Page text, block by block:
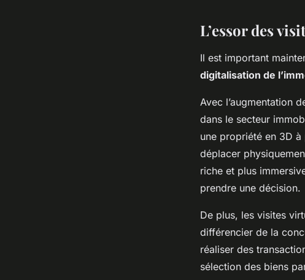
L’essor des
Il est important
digitalisation de
Avec l’augmentation
dans le secteur
une propriété en 3D
déplacer
riche et plus
prendre une décision.
De plus, les visites
différencier de la
réaliser des
sélection des biens